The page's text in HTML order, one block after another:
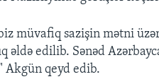
müvafiq sazişin mətni
əldə edilib. Sənəd
Akgün qeyd edib.